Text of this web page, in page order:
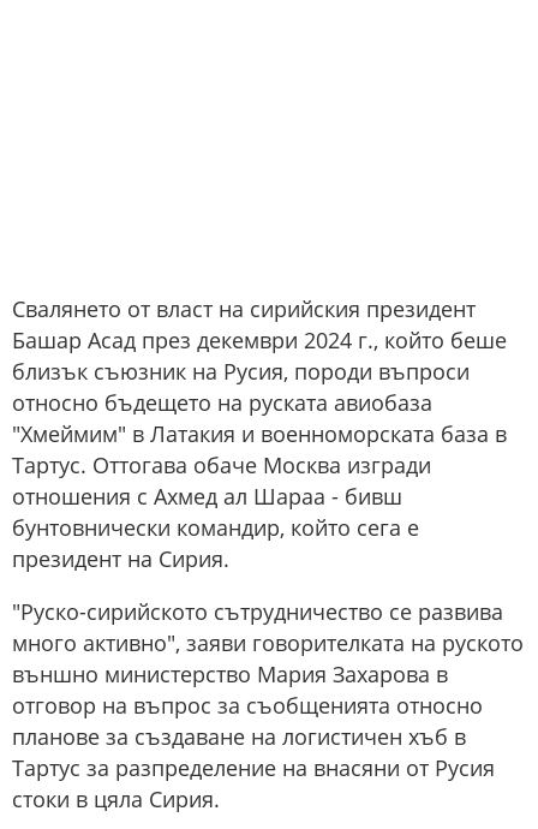
Свалянето от власт на сирийския президент
Башар Асад през декември 2024 г., който беше
близък съюзник на Русия, породи въпроси
относно бъдещето на руската авиобаза
"Хмеймим" в Латакия и военноморската база в
Тартус. Оттогава обаче Москва изгради
отношения с Ахмед ал Шараа - бивш
бунтовнически командир, който сега е
президент на Сирия.
"Руско-сирийското сътрудничество се развива
много активно", заяви говорителката на руското
външно министерство Мария Захарова в
отговор на въпрос за съобщенията относно
планове за създаване на логистичен хъб в
Тартус за разпределение на внасяни от Русия
стоки в цяла Сирия.